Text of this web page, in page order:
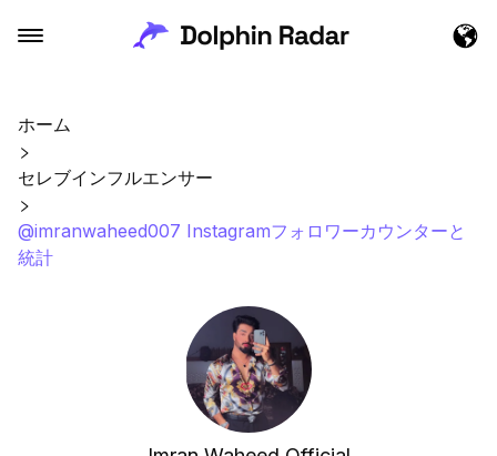
ホーム
セレブインフルエンサー
@imranwaheed007 Instagramフォロワーカウンターと
統計